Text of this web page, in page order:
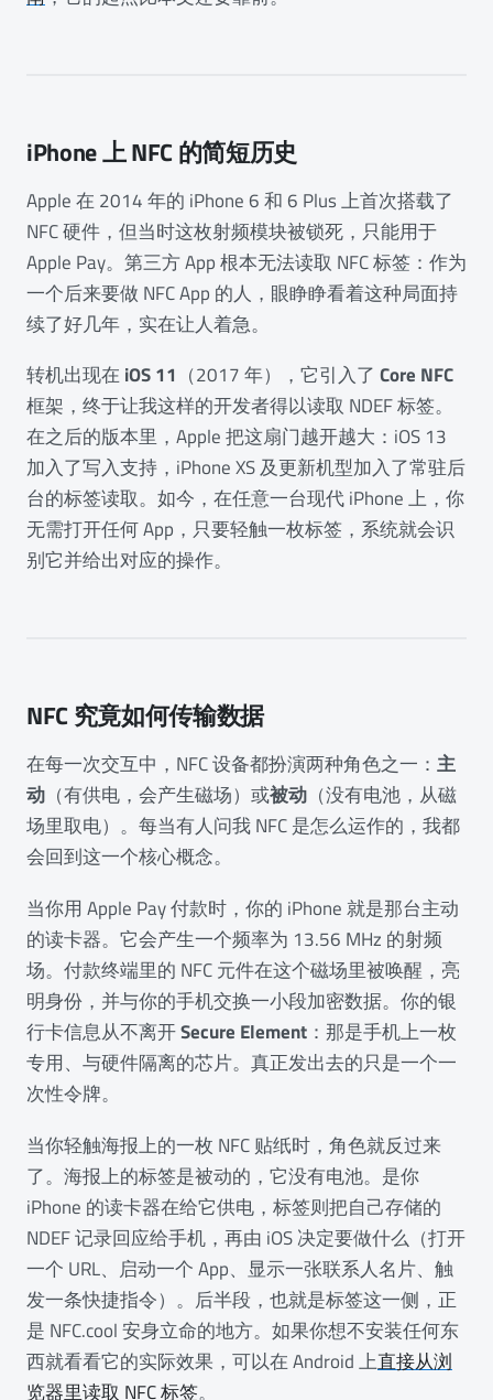
iPhone 上 NFC 的简短历史
Apple 在 2014 年的 iPhone 6 和 6 Plus 上首次搭载了
NFC 硬件，但当时这枚射频模块被锁死，只能用于
Apple Pay。第三方 App 根本无法读取 NFC 标签：作为
一个后来要做 NFC App 的人，眼睁睁看着这种局面持
续了好几年，实在让人着急。
转机出现在iOS 11 （2017 年），它引入了 Core NFC
框架，终于让我这样的开发者得以读取 NDEF 标签。
在之后的版本里，Apple 把这扇门越开越大：iOS 13
加入了写入支持，iPhone XS 及更新机型加入了常驻后
台的标签读取。如今，在任意一台现代 iPhone 上，你
无需打开任何 App，只要轻触一枚标签，系统就会识
别它并给出对应的操作。
NFC 究竟如何传输数据
在每一次交互中，NFC 设备都扮演两种角色之一： 主
动 （有供电，会产生磁场）或被动 （没有电池，从磁
场里取电）。每当有人问我 NFC 是怎么运作的，我都
会回到这一个核心概念。
当你用 Apple Pay 付款时，你的 iPhone 就是那台主动
的读卡器。它会产生一个频率为 13.56 MHz 的射频
场。付款终端里的 NFC 元件在这个磁场里被唤醒，亮
明身份，并与你的手机交换一小段加密数据。你的银
行卡信息从不离开Secure Element ：那是手机上一枚
专用、与硬件隔离的芯片。真正发出去的只是一个一
次性令牌。
当你轻触海报上的一枚 NFC 贴纸时，角色就反过来
了。海报上的标签是被动的，它没有电池。是你
iPhone 的读卡器在给它供电，标签则把自己存储的
NDEF 记录回应给手机，再由 iOS 决定要做什么（打开
一个 URL、启动一个 App、显示一张联系人名片、触
发一条快捷指令）。后半段，也就是标签这一侧，正
是 NFC.cool 安身立命的地方。如果你想不安装任何东
西就看看它的实际效果，可以在 Android 上直接从浏
览器里读取 NFC 标签。